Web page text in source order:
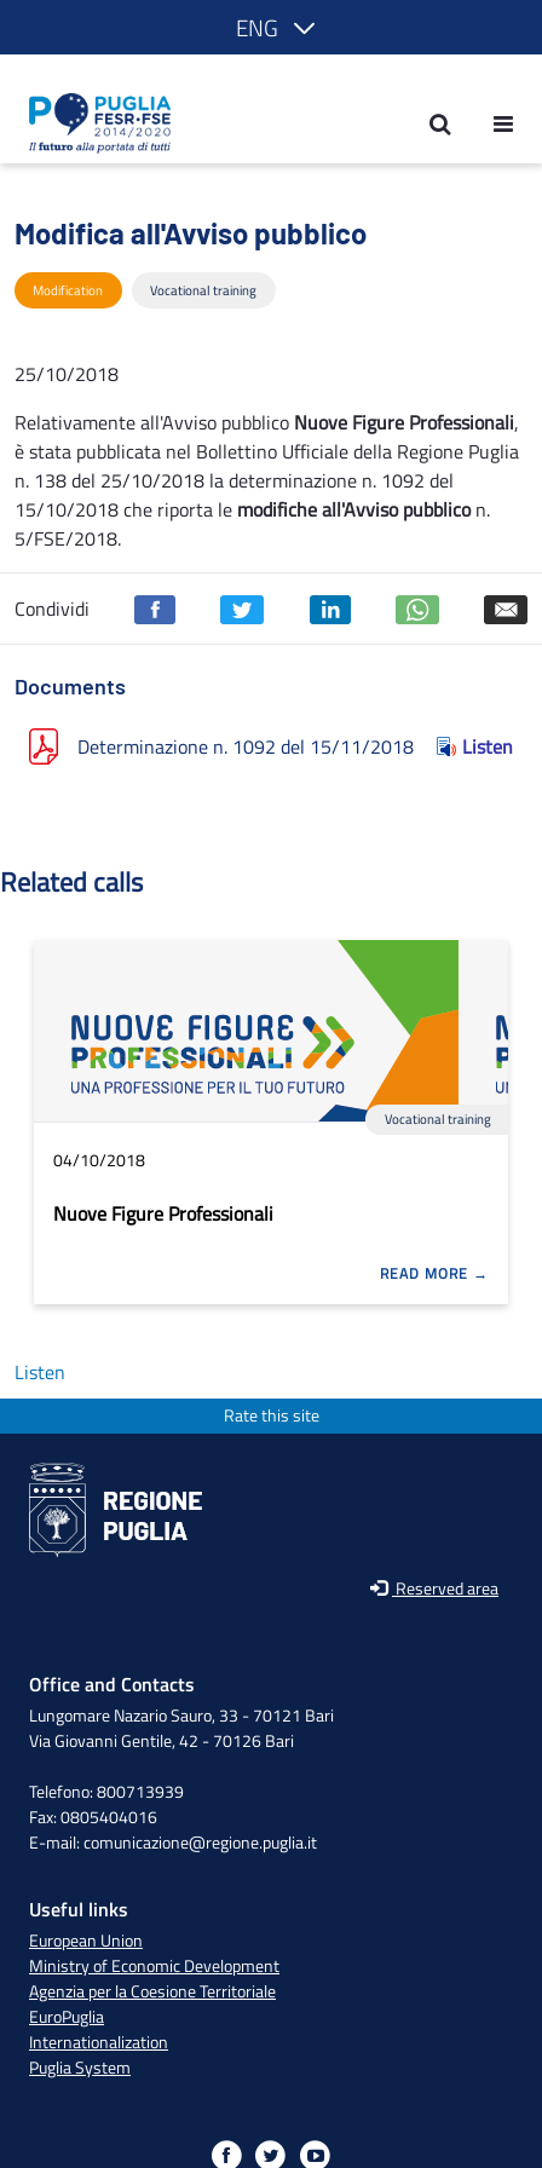
ENG
Modifica all'Avviso pubblico - POR
Modifica all'Avviso pubblico
Modification Vocational training
25/10/2018
Relativamente all'Avviso pubblico Nuove Figure Professionali,
è stata pubblicata nel Bollettino Ufficiale della Regione Puglia
n. 138 del 25/10/2018 la determinazione n. 1092 del
15/10/2018 che riporta le modifiche all'Avviso pubblicon.
5/FSE/2018.
Condividi
Documents
Determinazione n. 1092 del 15/11/2018 Listen
Related calls
Vocational training
04/10/2018
Nuove Figure Professionali
READ MORE
Listen
Rate this site
Reserved area
Office and Contacts
Lungomare Nazario Sauro, 33 - 70121 Bari
Via Giovanni Gentile, 42 - 70126 Bari
Telefono: 800713939
Fax: 0805404016
E-mail:comunicazione@regione.puglia.it
Useful links
European Union
Ministry of Economic Development
Agenzia per la Coesione Territoriale
EuroPuglia
Internationalization
Puglia System